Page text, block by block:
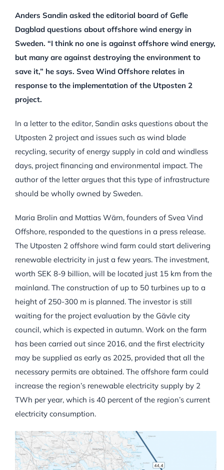
Anders Sandin asked the editorial board of Gefle
Dagblad questions about offshore wind energy in
Sweden. “I think no one is against offshore wind energy,
but many are against destroying the environment to
save it,” he says. Svea Wind Offshore relates in
response to the implementation of the Utposten 2
project.
In a letter to the editor, Sandin asks questions about the
Utposten 2 project and issues such as wind blade
recycling, security of energy supply in cold and windless
days, project financing and environmental impact. The
author of the letter argues that this type of infrastructure
should be wholly owned by Sweden.
Maria Brolin and Mattias Wärn, founders of Svea Vind
Offshore, responded to the questions in a press release.
The Utposten 2 offshore wind farm could start delivering
renewable electricity in just a few years. The investment,
worth SEK 8-9 billion, will be located just 15 km from the
mainland. The construction of up to 50 turbines up to a
height of 250-300 m is planned. The investor is still
waiting for the project evaluation by the Gävle city
council, which is expected in autumn. Work on the farm
has been carried out since 2016, and the first electricity
may be supplied as early as 2025, provided that all the
necessary permits are obtained. The offshore farm could
increase the region’s renewable electricity supply by 2
TWh per year, which is 40 percent of the region’s current
electricity consumption.